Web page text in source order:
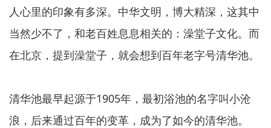
人心里的印象有多深。中华文明，博大精深，这其中
当然少不了，和老百姓息息相关的：澡堂子文化。而
在北京，提到澡堂子，就会想到百年老字号清华池。
清华池最早起源于1905年，最初浴池的名字叫小沧
浪，后来通过百年的变革，成为了如今的清华池。